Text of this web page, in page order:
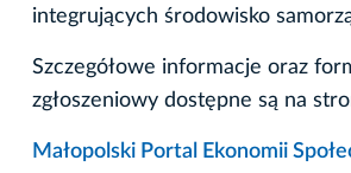
integrujących środowisko
Szczegółowe informacje oraz
zgłoszeniowy dostępne są na
Małopolski Portal Ekonomii